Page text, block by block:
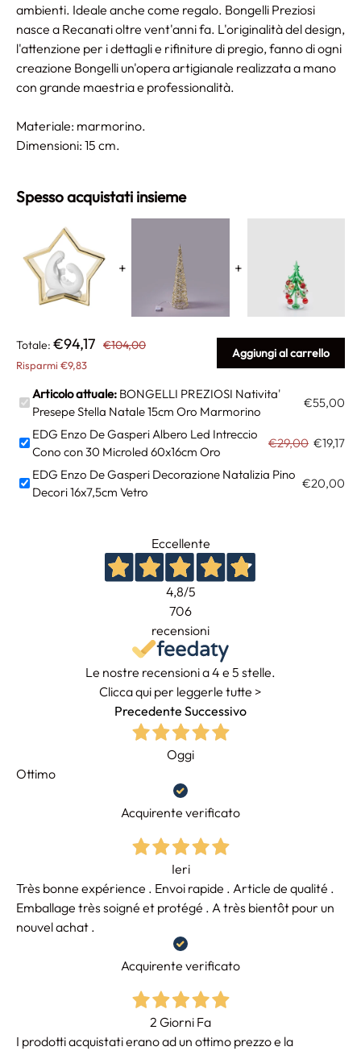
ambienti. Ideale anche come regalo. Bongelli Preziosi
nasce a Recanati oltre vent'anni fa. L'originalità del design,
l'attenzione per i dettagli e rifiniture di pregio, fanno di ogni
creazione Bongelli un'opera artigianale realizzata a mano
con grande maestria e professionalità.
Materiale: marmorino.
Dimensioni: 15 cm.
Spesso acquistati insieme
+ +
Totale: €94,17 €104,00
Risparmi €9,83
Aggiungi al carrello
Articolo attuale: BONGELLI PREZIOSI Nativita'
Presepe Stella Natale 15cm Oro Marmorino
€55,00
EDG Enzo De Gasperi Albero Led Intreccio
Cono con 30 Microled 60x16cm Oro
€29,00 €19,17
EDG Enzo De Gasperi Decorazione Natalizia Pino
Decori 16x7,5cm Vetro
€20,00
Eccellente
4,8/5
706
recensioni
Le nostre recensioni a 4 e 5 stelle.
Clicca qui per leggerle tutte >
Precedente Successivo
Oggi
Ottimo
Acquirente verificato
Ieri
Très bonne expérience . Envoi rapide . Article de qualité .
Emballage très soigné et protégé . A très bientôt pour un
nouvel achat .
Acquirente verificato
2 Giorni Fa
I prodotti acquistati erano ad un ottimo prezzo e la